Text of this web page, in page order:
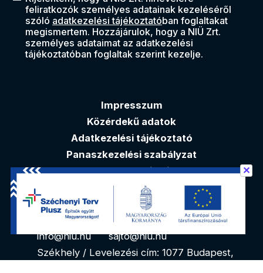
feliratkozók személyes adatainak kezeléséről
szóló adatkezelési tájékoztatóban foglaltakat
megismertem. Hozzájárulok, hogy a NIÜ Zrt.
személyes adataimat az adatkezelési
tájékoztatóban foglaltak szerint kezelje.
Impresszum
Közérdekű adatok
Adatkezelési tájékoztató
Panaszkezelési szabályzat
Akadálymentesítési nyilatkozat
Elérhetőségek
info@niu.hu
sajto@niu.hu
Székhely / Levelezési cím: 1077 Budapest,
✕